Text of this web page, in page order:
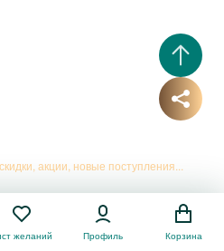
акции, новые поступления...
желаний Профиль Корзина